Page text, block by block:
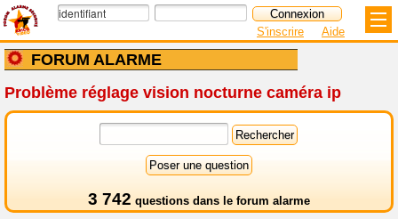
FORUM ALARME
S'inscrire Aide
Problème réglage vision nocturne caméra ip
3 742 questions dans le forum alarme